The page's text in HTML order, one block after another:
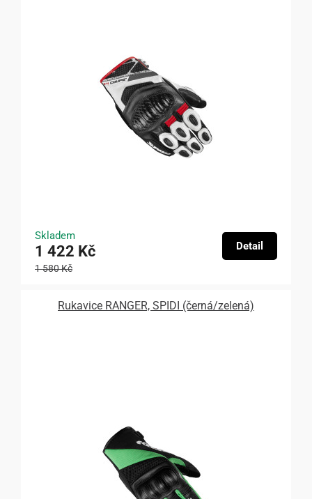
Skladem
1 422 Kč
1 580 Kč
Detail
Rukavice RANGER, SPIDI (černá/zelená)